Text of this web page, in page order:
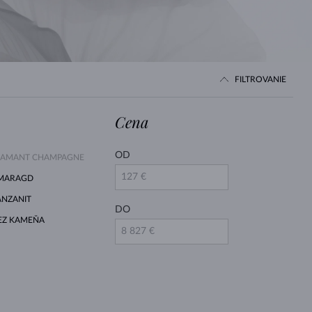
FILTROVANIE
CHAMPAGNE
KAMEŇA
Cena
OD
DO